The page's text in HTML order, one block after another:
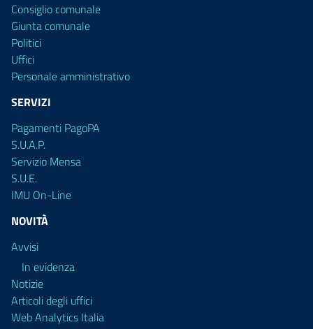
Consiglio comunale
Giunta comunale
Politici
Uffici
Personale amministrativo
SERVIZI
Pagamenti PagoPA
S.U.A.P.
Servizio Mensa
S.U.E.
IMU On-Line
NOVITÀ
Avvisi
In evidenza
Notizie
Articoli degli uffici
Web Analytics Italia